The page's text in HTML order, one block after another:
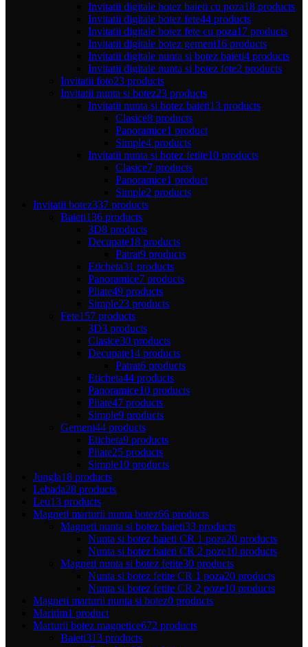
Invitatii digitale botez baieti cu poza18 products
Invitatii digitale botez fete44 products
Invitatii digitale botez fete cu poza17 products
Invitatii digitale botez gemeni16 products
Invitatii digitale nunta si botez baieti4 products
Invitatii digitale nunta si botez fete2 products
Invitatii foto23 products
Invitatii nunta si botez23 products
Invitatii nunta si botez baieti13 products
Clasice8 products
Panoramice1 product
Simple4 products
Invitatii nunta si botez fetite10 products
Clasice7 products
Panoramice1 product
Simple2 products
Invitatii botez337 products
Baieti136 products
3D8 products
Decupate18 products
Patrat9 products
Eticheta31 products
Panoramice7 products
Pliate49 products
Simple23 products
Fete157 products
3D3 products
Clasice30 products
Decupate14 products
Patrat6 products
Eticheta44 products
Panoramice10 products
Pliate47 products
Simple9 products
Gemeni44 products
Eticheta9 products
Pliate25 products
Simple10 products
Jungla18 products
Lebada28 products
Leu13 products
Magneti marturii nunta botez66 products
Magneti nunta si botez baieti33 products
Nunta si botez baieti CR 1 poza20 products
Nunta si botez baieti CR 2 poze10 products
Magneti nunta si botez fetite30 products
Nunta si botez fetite CR 1 poza20 products
Nunta si botez fetite CR 2 poze10 products
Magneti marturii nunta si botez0 products
Maritim1 product
Marturii botez magnetice672 products
Baieti313 products